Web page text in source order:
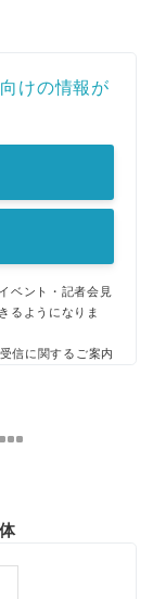
けの情報が
ベント・記者会見
るようになりま
信に関するご案内